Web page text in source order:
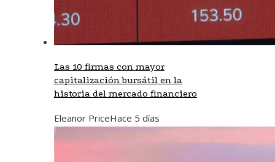
Las 10 firmas con mayor
capitalización bursátil en la
historia del mercado financiero
Eleanor PriceHace 5 días